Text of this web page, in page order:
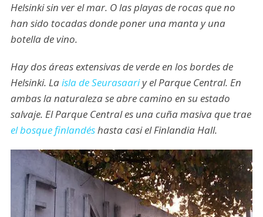
Helsinki sin ver el mar. O las playas de rocas que no
han sido tocadas donde poner una manta y una
botella de vino.
Hay dos áreas extensivas de verde en los bordes de
Helsinki. Laisla de Seurasaariy el Parque Central. En
ambas la naturaleza se abre camino en su estado
salvaje. El Parque Central es una cuña masiva que trae
el bosque finlandéshasta casi el Finlandia Hall.